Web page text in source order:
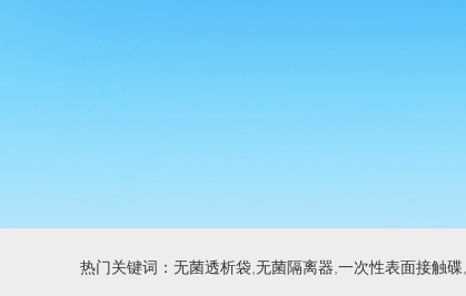
热门关键词： 无菌透析袋 无菌隔离器 一次性表面接触碟